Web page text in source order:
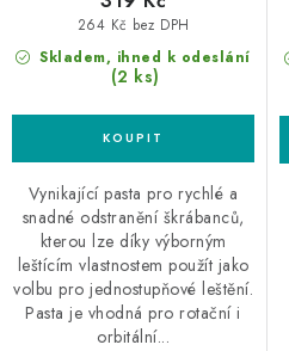
Skladem, ihned k odeslání
(2 ks)
264 Kč bez DPH
Vynikající pasta pro rychlé a
snadné odstranění škrábanců,
kterou lze díky výborným
leštícím vlastnostem použít jako
volbu pro jednostupňové leštění.
Pasta je vhodná pro rotační i
orbitální...